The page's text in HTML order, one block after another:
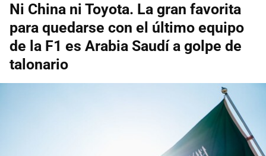
Ni China ni Toyota. La gran favorita
para quedarse con el último equipo
de la F1 es Arabia Saudí a golpe de
talonario